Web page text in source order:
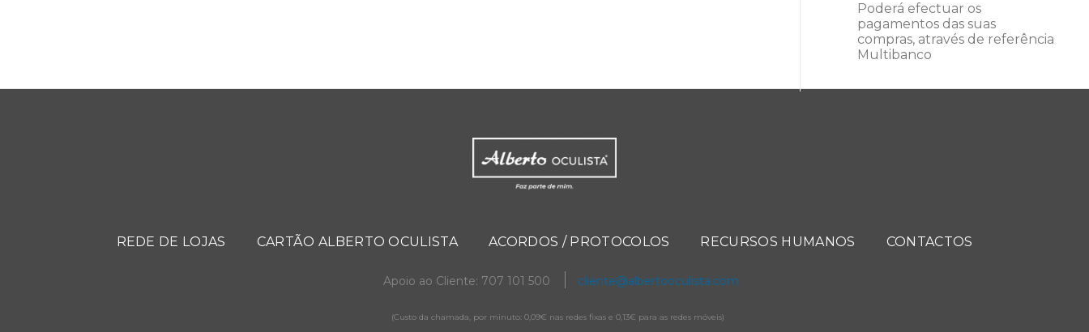
Poderá efectuar os
pagamentos das suas
compras, através de referência
Multibanco
REDE DE LOJAS CARTÃO ALBERTO OCULISTA ACORDOS / PROTOCOLOS RECURSOS HUMANOS CONTACTOS
Apoio ao Cliente: 707 101 500 cliente@albertooculista.com
(Custo da chamada, por minuto: 0,09€ nas redes fixas e 0,13€ para as redes móveis)